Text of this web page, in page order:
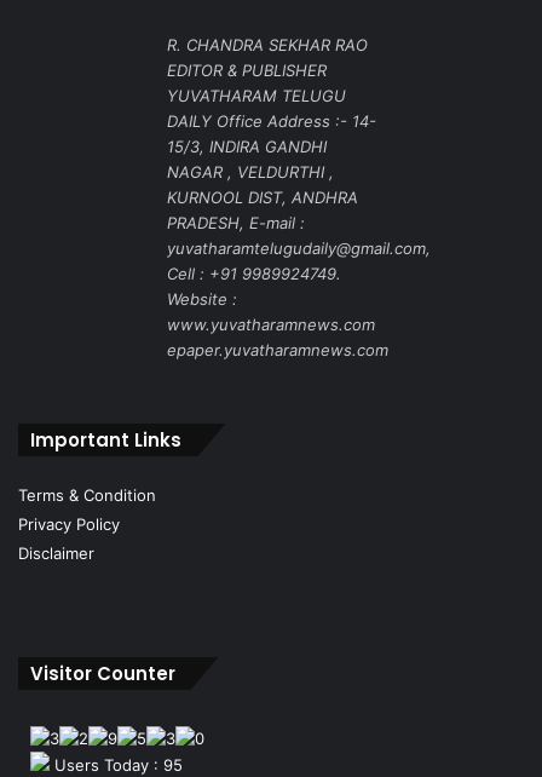
R. CHANDRA SEKHAR RAO
EDITOR & PUBLISHER
YUVATHARAM TELUGU
DAILY Office Address :- 14-
15/3, INDIRA GANDHI
NAGAR , VELDURTHI ,
KURNOOL DIST, ANDHRA
PRADESH, E-mail :
yuvatharamtelugudaily@gmail.com,
Cell : +91 9989924749.
Website :
www.yuvatharamnews.com
epaper.yuvatharamnews.com
Important Links
Terms & Condition
Privacy Policy
Disclaimer
Visitor Counter
Users Today : 95